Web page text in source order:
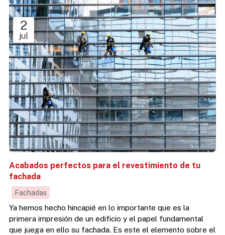
2
jul
Acabados perfectos para el revestimiento de tu
fachada
Fachadas
Ya hemos hecho hincapié en lo importante que es la
primera impresión de un edificio y el papel fundamental
que juega en ello su fachada. Es este el elemento sobre el